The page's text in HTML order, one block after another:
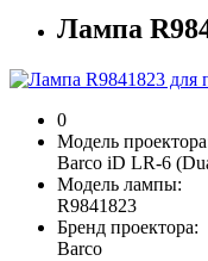
Лампа
0
Модель
Barco iD LR-6
Модель лампы:
R9841823
Бренд проектора:
Barco